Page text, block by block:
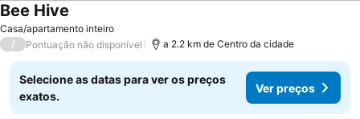
Casa/apartamento inteiro
Bee Hive
/ Pontuação não disponível a 2.2 km de Centro da cidade
Selecione as datas para ver os preços
exatos.
Ver preços